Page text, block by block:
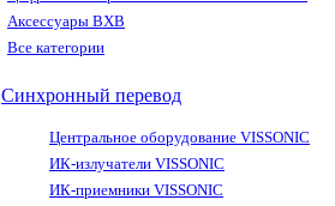
Аксессуары BXB
Все категории
Синхронный перевод
Центральное оборудование VISSONIC
ИК-излучатели VISSONIC
ИК-приемники VISSONIC